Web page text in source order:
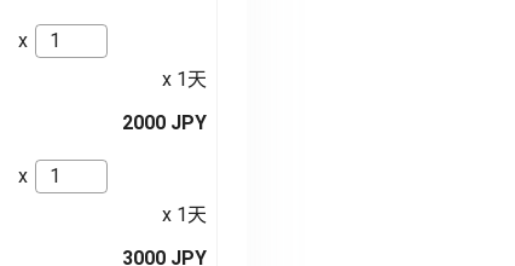
x
x 1天
2000 JPY
x
x 1天
3000 JPY